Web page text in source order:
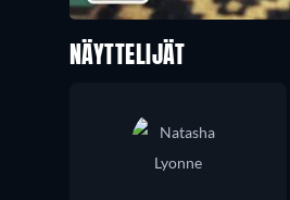
NÄYTTELIJÄT